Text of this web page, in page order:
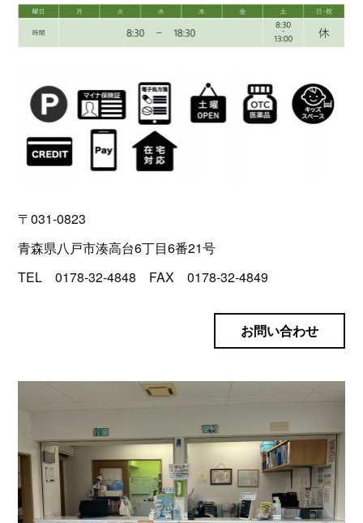
〒031-0823
青森県八戸市湊高台6丁目6番21号
TEL 0178-32-4848 FAX 0178-32-4849
お問い合わせ